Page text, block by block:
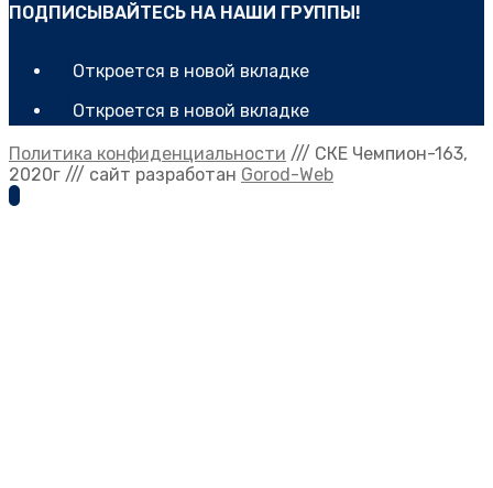
ПОДПИСЫВАЙТЕСЬ НА НАШИ ГРУППЫ!
Откроется в новой вкладке
Откроется в новой вкладке
Политика конфиденциальности /// CКЕ Чемпион-163,
2020г /// сайт разработан Gorod-Web